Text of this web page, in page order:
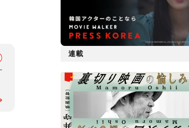
連載